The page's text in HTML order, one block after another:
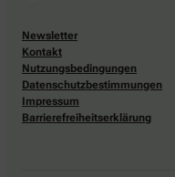
Newsletter
Kontakt
Nutzungsbedingungen
Datenschutzbestimmungen
Impressum
Barrierefreiheitserklärung